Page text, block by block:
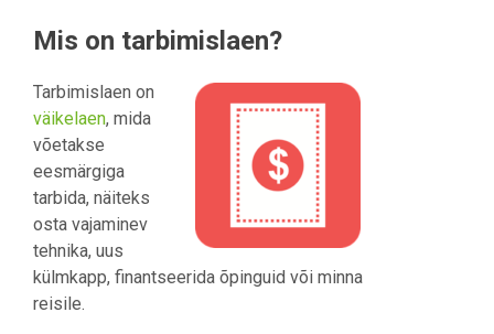
Mis on tarbimislaen?
Tarbimislaen on
väikelaen, mida
võetakse
eesmärgiga
tarbida, näiteks
osta vajaminev
tehnika, uus
külmkapp, finantseerida õpinguid või minna
reisile.